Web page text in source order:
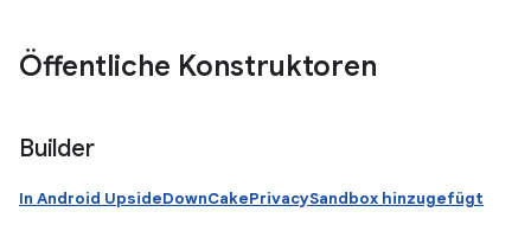
Öffentliche Konstruktoren
Builder
In Android UpsideDownCakePrivacySandbox hinzugefügt